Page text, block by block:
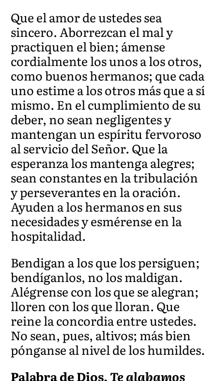
Que el amor de ustedes sea
sincero. Aborrezcan el mal y
practiquen el bien; ámense
cordialmente los unos a los otros,
como buenos hermanos; que cada
uno estime a los otros más que a sí
mismo. En el cumplimiento de su
deber, no sean negligentes y
mantengan un espíritu fervoroso
al servicio del Señor. Que la
esperanza los mantenga alegres;
sean constantes en la tribulación
y perseverantes en la oración.
Ayuden a los hermanos en sus
necesidades y esmérense en la
hospitalidad.
Bendigan a los que los persiguen;
bendíganlos, no los maldigan.
Alégrense con los que se alegran;
lloren con los que lloran. Que
reine la concordia entre ustedes.
No sean, pues, altivos; más bien
pónganse al nivel de los humildes.
Palabra de Dios.Te alabamos